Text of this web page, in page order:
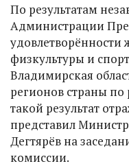
По результатам
Администрации
удовлетворённости
физкультуры и
Владимирская
регионов страны по
такой результат
представил
Дегтярёв на
комиссии.